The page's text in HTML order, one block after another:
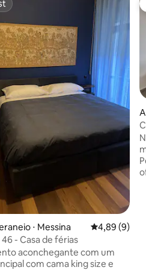
de 5, 116 avaliações
⋅ Messina 4,89 de uma
4,89 (9)
- Casa de férias
aconchegante com um
com cama king size e